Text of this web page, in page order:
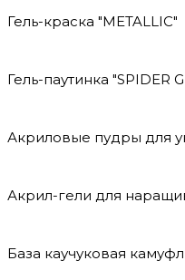
Гель-краска "METALLIC"
Гель-паутинка "SPIDER
Акриловые пудры для
Акрил-гели для
База каучуковая